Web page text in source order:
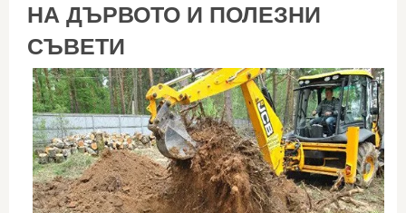
НА ДЪРВОТО И ПОЛЕЗНИ
СЪВЕТИ